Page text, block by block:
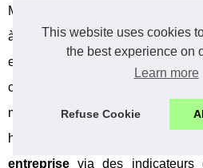
This website uses cookies
the best experience on
Learn more
Refuse Cookie
Mesurez la réduction du volume
à vos outils communication
efficace diminue de 40% les
centralisant l'information.
moyen aux demandes internes :
heures ouvrées. Évaluez
entreprise via des indicateurs